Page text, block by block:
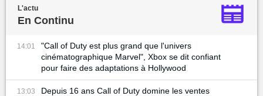
L'actu
En Continu
14:01
"Call of Duty est plus grand que l'univers
cinématographique Marvel", Xbox se dit confiant
pour faire des adaptations à Hollywood
13:03
Depuis 16 ans Call of Duty domine les ventes